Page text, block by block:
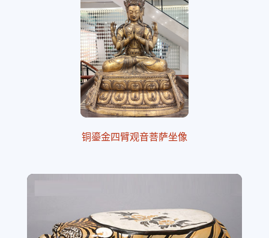
铜鎏金四臂观音菩萨坐像